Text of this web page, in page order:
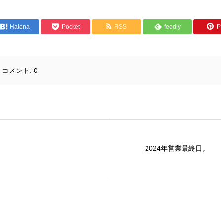
Hatena Pocket RSS feedly
コメント: 0
2024年営業最終日。